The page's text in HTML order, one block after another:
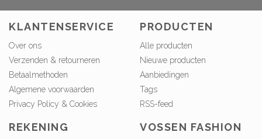
KLANTENSERVICE
Over ons
Verzenden & retourneren
Betaalmethoden
Algemene voorwaarden
Privacy Policy & Cookies
PRODUCTEN
Alle producten
Nieuwe producten
Aanbiedingen
Tags
RSS-feed
REKENING VOSSEN FASHION